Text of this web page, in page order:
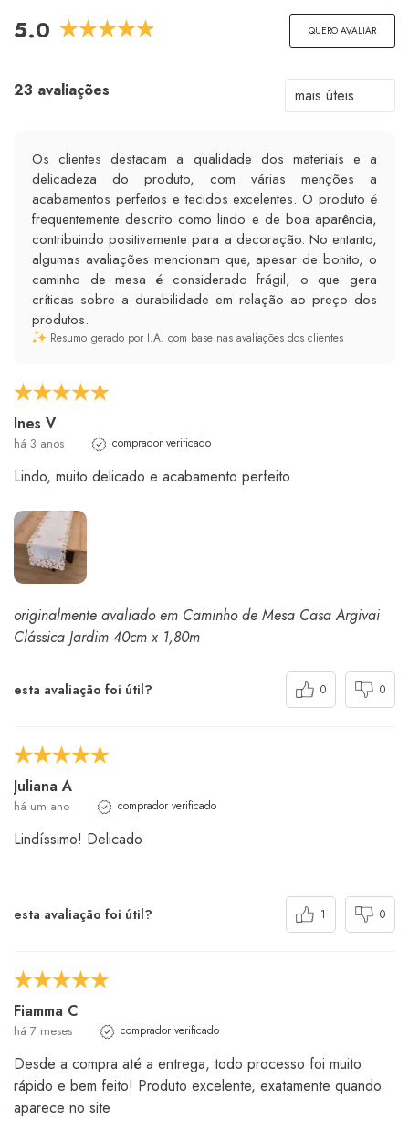
5.0 QUERO AVALIAR
23 avaliações
Os clientes destacam a qualidade dos materiais e a
delicadeza do produto, com várias menções a
acabamentos perfeitos e tecidos excelentes. O produto é
frequentemente descrito como lindo e de boa aparência,
contribuindo positivamente para a decoração. No entanto,
algumas avaliações mencionam que, apesar de bonito, o
caminho de mesa é considerado frágil, o que gera
críticas sobre a durabilidade em relação ao preço dos
produtos.
Resumo gerado por I.A. com base nas avaliações dos clientes
Ines V
há 3 anos comprador verificado
Lindo, muito delicado e acabamento perfeito.
originalmente avaliado em Caminho de Mesa Casa Argivai
Clássica Jardim 40cm x 1,80m
esta avaliação foi útil? 0 0
Juliana A
há um ano comprador verificado
Lindíssimo! Delicado
esta avaliação foi útil? 1 0
Fiamma C
há 7 meses comprador verificado
Desde a compra até a entrega, todo processo foi muito
rápido e bem feito! Produto excelente, exatamente quando
aparece no site